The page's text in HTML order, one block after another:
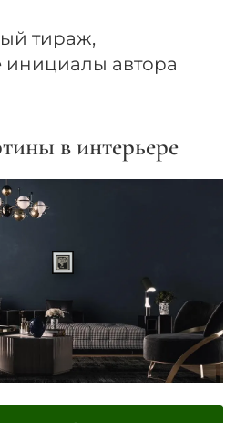
тираж,
автора
в интерьере